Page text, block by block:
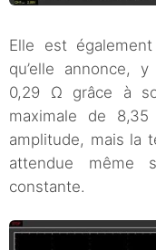
Elle est
qu’elle annonce,
0,29 Ω grâce à
maximale de
amplitude, mais la
attendue même
constante.